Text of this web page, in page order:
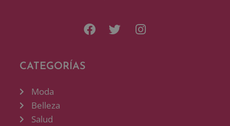
CATEGORÍAS
Moda
Belleza
Salud